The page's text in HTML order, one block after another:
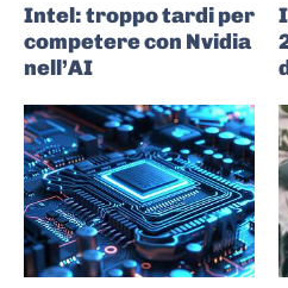
Intel: troppo tardi per
competere con Nvidia
nell’AI